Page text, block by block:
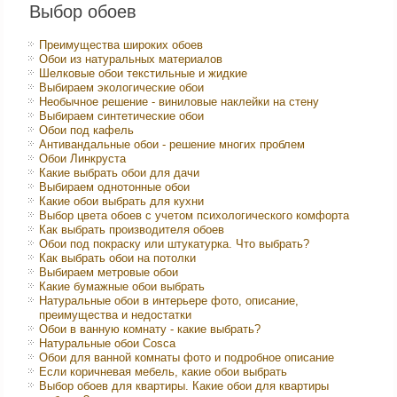
Выбор обоев
Преимущества широких обоев
Обои из натуральных материалов
Шелковые обои текстильные и жидкие
Выбираем экологические обои
Необычное решение - виниловые наклейки на стену
Выбираем синтетические обои
Обои под кафель
Антивандальные обои - решение многих проблем
Обои Линкруста
Какие выбрать обои для дачи
Выбираем однотонные обои
Какие обои выбрать для кухни
Выбор цвета обоев с учетом психологического комфорта
Как выбрать производителя обоев
Обои под покраску или штукатурка. Что выбрать?
Как выбрать обои на потолки
Выбираем метровые обои
Какие бумажные обои выбрать
Натуральные обои в интерьере фото, описание,
преимущества и недостатки
Обои в ванную комнату - какие выбрать?
Натуральные обои Cosca
Обои для ванной комнаты фото и подробное описание
Если коричневая мебель, какие обои выбрать
Выбор обоев для квартиры. Какие обои для квартиры